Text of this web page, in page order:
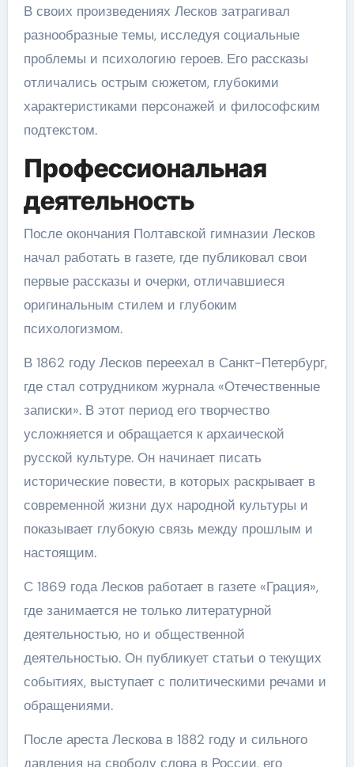
В своих произведениях Лесков затрагивал
разнообразные темы, исследуя социальные
проблемы и психологию героев. Его рассказы
отличались острым сюжетом, глубокими
характеристиками персонажей и философским
подтекстом.
Профессиональная
деятельность
После окончания Полтавской гимназии Лесков
начал работать в газете, где публиковал свои
первые рассказы и очерки, отличавшиеся
оригинальным стилем и глубоким
психологизмом.
В 1862 году Лесков переехал в Санкт-Петербург,
где стал сотрудником журнала «Отечественные
записки». В этот период его творчество
усложняется и обращается к архаической
русской культуре. Он начинает писать
исторические повести, в которых раскрывает в
современной жизни дух народной культуры и
показывает глубокую связь между прошлым и
настоящим.
С 1869 года Лесков работает в газете «Грация»,
где занимается не только литературной
деятельностью, но и общественной
деятельностью. Он публикует статьи о текущих
событиях, выступает с политическими речами и
обращениями.
После ареста Лескова в 1882 году и сильного
давления на свободу слова в России, его